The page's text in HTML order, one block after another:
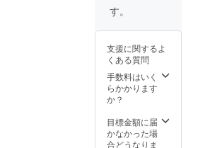
す。
支援に関するよ
くある質問
手数料はいく
らかかります
か？
目標金額に届
かなかった場
合どうなりま